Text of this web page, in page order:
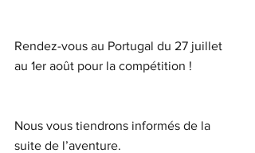
Rendez-vous au Portugal du 27 juillet
au 1er août pour la compétition !
Nous vous tiendrons informés de la
suite de l’aventure.